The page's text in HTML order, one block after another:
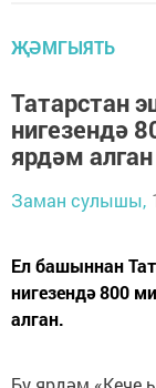
ҖӘМГЫЯТЬ
Татарстан
нигезендә
ярдәм алган
Заман сулышы,
Ел башыннан
нигезендә 800
алган.